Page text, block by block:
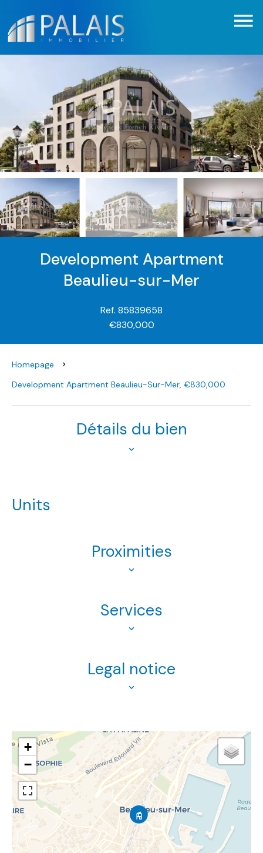
Development Apartment
Beaulieu-sur-Mer
Ref. 85839658
€830,000
Homepage
Development Apartment Beaulieu-Sur-Mer, €830,000
Détails du bien
Units
Proximities
Services
Legal notice
+
−